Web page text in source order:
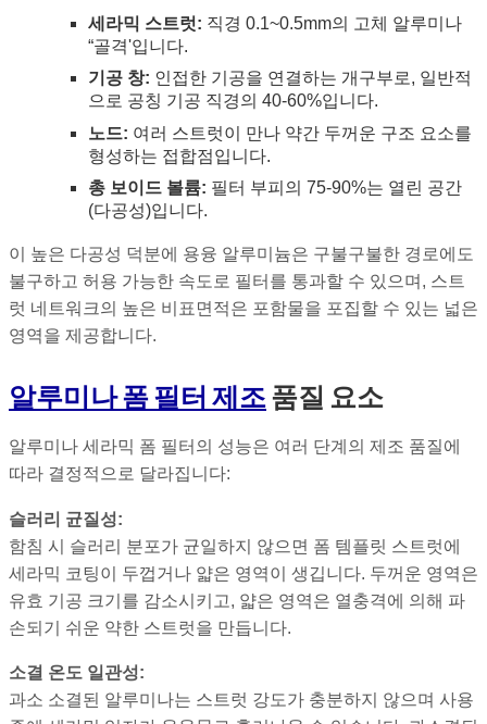
세라믹 스트럿: 직경 0.1~0.5mm의 고체 알루미나
“골격'입니다.
기공 창: 인접한 기공을 연결하는 개구부로, 일반적
으로 공칭 기공 직경의 40-60%입니다.
노드: 여러 스트럿이 만나 약간 두꺼운 구조 요소를
형성하는 접합점입니다.
총 보이드 볼륨: 필터 부피의 75-90%는 열린 공간
(다공성)입니다.
이 높은 다공성 덕분에 용융 알루미늄은 구불구불한 경로에도
불구하고 허용 가능한 속도로 필터를 통과할 수 있으며, 스트
럿 네트워크의 높은 비표면적은 포함물을 포집할 수 있는 넓은
영역을 제공합니다.
알루미나 폼 필터 제조품질 요소
알루미나 세라믹 폼 필터의 성능은 여러 단계의 제조 품질에
따라 결정적으로 달라집니다:
슬러리 균질성:
함침 시 슬러리 분포가 균일하지 않으면 폼 템플릿 스트럿에
세라믹 코팅이 두껍거나 얇은 영역이 생깁니다. 두꺼운 영역은
유효 기공 크기를 감소시키고, 얇은 영역은 열충격에 의해 파
손되기 쉬운 약한 스트럿을 만듭니다.
소결 온도 일관성:
과소 소결된 알루미나는 스트럿 강도가 충분하지 않으며 사용